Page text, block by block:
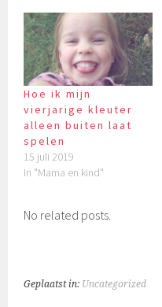
Hoe ik mijn
vierjarige kleuter
alleen buiten laat
spelen
15 juli 2019
In "Mama en kind"
No related posts.
Geplaatst in: Uncategorized